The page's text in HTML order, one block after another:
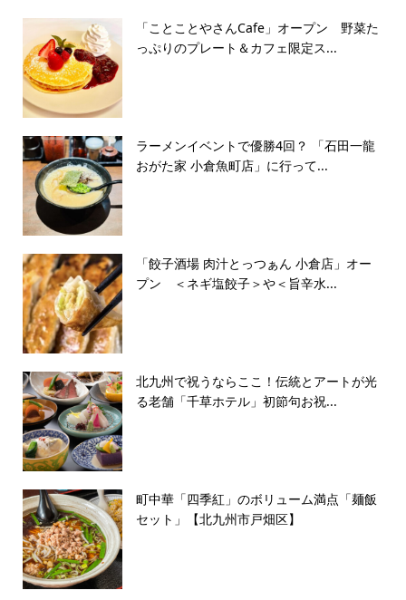
「ことことやさんCafe」オープン 野菜た
っぷりのプレート＆カフェ限定ス...
ラーメンイベントで優勝4回？ 「石田一龍
おがた家 小倉魚町店」に行って...
「餃子酒場 肉汁とっつぁん 小倉店」オー
プン ＜ネギ塩餃子＞や＜旨辛水...
北九州で祝うならここ！伝統とアートが光
る老舗「千草ホテル」初節句お祝...
町中華「四季紅」のボリューム満点「麺飯
セット」【北九州市戸畑区】